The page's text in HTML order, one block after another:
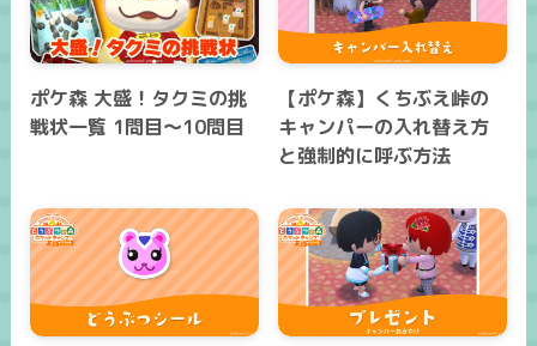
ポケ森 大盛！タクミの挑
戦状一覧 1問目～10問目
【ポケ森】くちぶえ峠の
キャンパーの入れ替え方
と強制的に呼ぶ方法